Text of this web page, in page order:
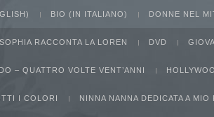
BIO (IN ITALIANO) DONNE NEL
RACCONTA LA LOREN DVD
– QUATTRO VOLTE VENT’ANNI
I COLORI NINNA NANNA DEDICATA A MIO